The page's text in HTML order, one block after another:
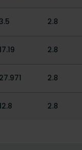
2.8
2.8
2.8
2.8